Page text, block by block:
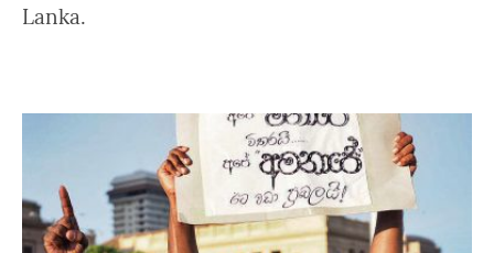
Lanka.